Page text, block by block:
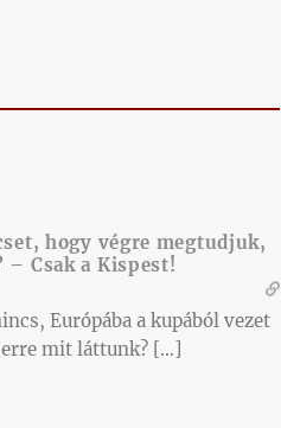
hogy végre megtudjuk,
– Csak a Kispest!
Európába a kupából vezet
mit láttunk? […]